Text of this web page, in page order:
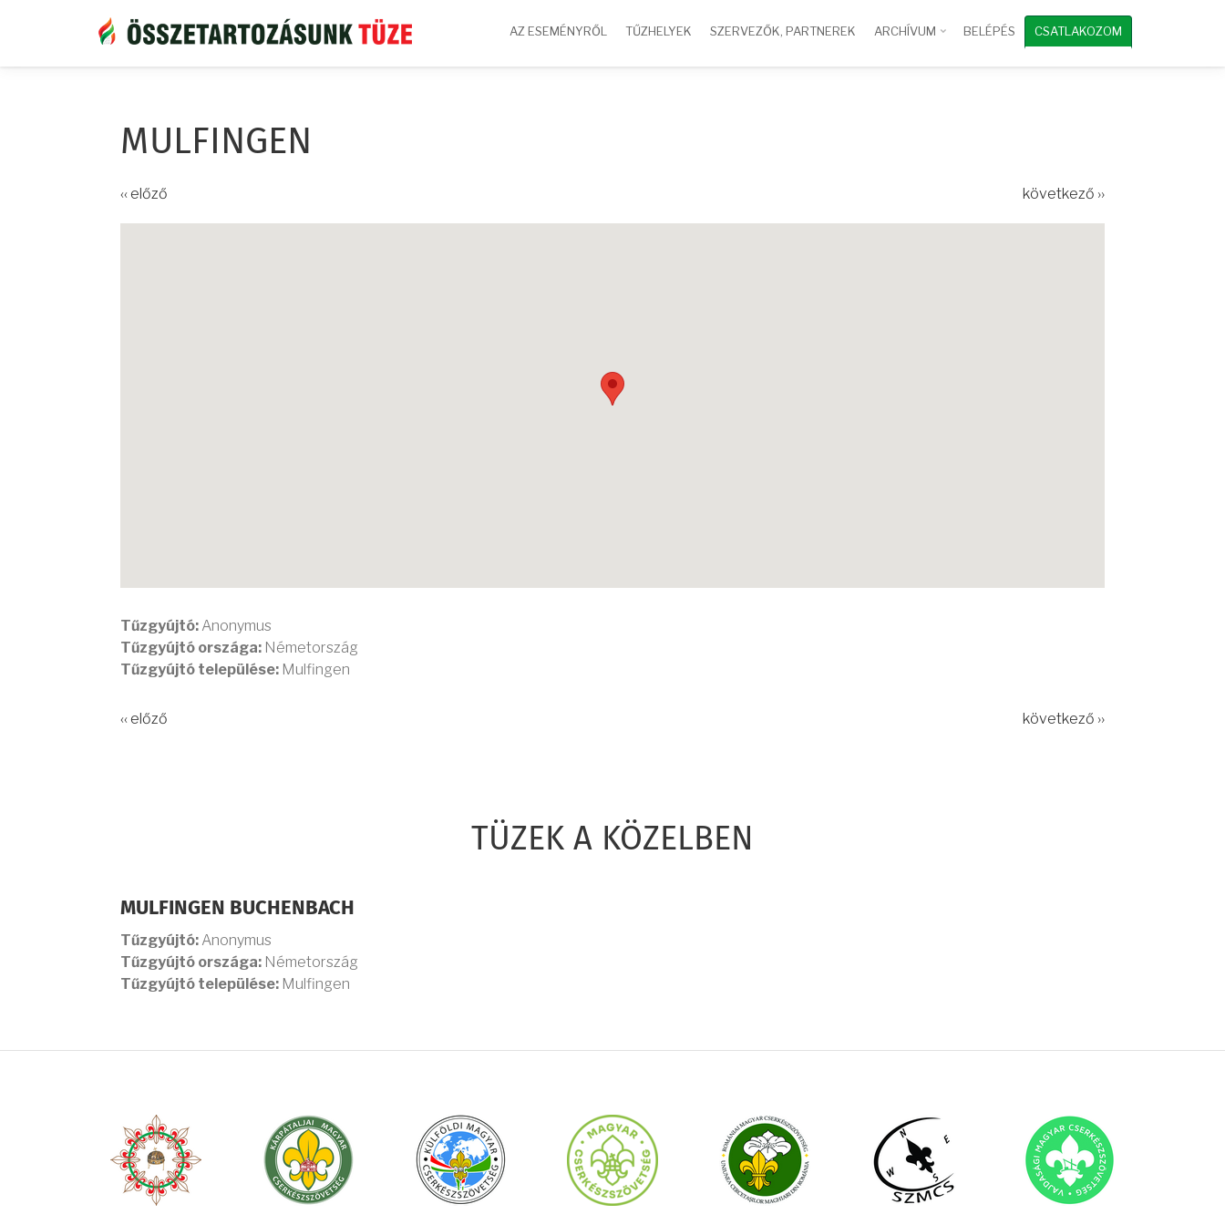
AZ ESEMÉNYRŐL TŰZHELYEK SZERVEZŐK, PARTNEREK ARCHÍVUM BELÉPÉS CSATLAKOZOM
MULFINGEN
‹‹ előző következő ››
Tűzgyújtó: Anonymus
Tűzgyújtó országa: Németország
Tűzgyújtó települése: Mulfingen
‹‹ előző következő ››
TÜZEK A KÖZELBEN
MULFINGEN BUCHENBACH
Tűzgyújtó: Anonymus
Tűzgyújtó országa: Németország
Tűzgyújtó települése: Mulfingen